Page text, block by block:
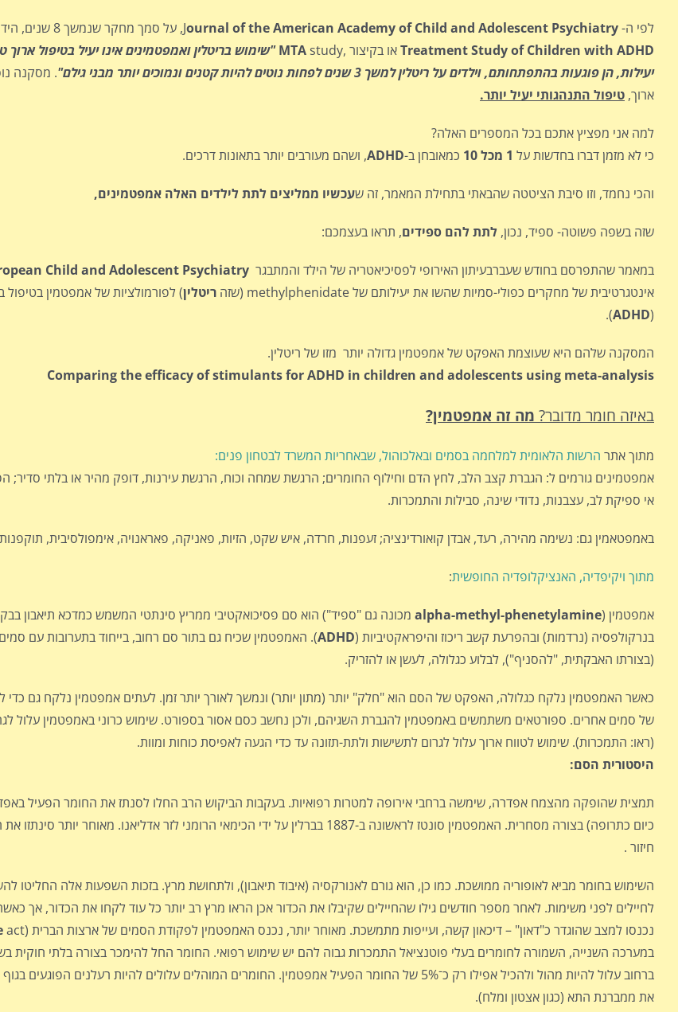
לפי ה- Journal of the American Academy of Child and Adolescent Psychiatry , על סמך מחקר שנמשך 8 שנים, הידוע כ-
Treatment Study of Children with ADHDאו בקיצור , MTAstudy
"שימוש בריטלין ואמפטמינים אינו יעיל בטיפול
יעילות, הן פוגעות בהתפתחותם, וילדים על ריטלין למשך 3 שנים לפחות נוטים להיות קטנים ונמוכים יותר מבני גילם"
. מסקנה
ארוך, טיפול התנהגותי יעיל יותר.
למה אני מפציץ אתכם בכל המספרים האלה?
כי לא מזמן דברו בחדשות על 1 מכל 10 כמאובחן ב-ADHD, ושהם מעורבים יותר בתאונות דרכים.
והכי נחמד, וזו סיבת הציטטה שהבאתי בתחילת המאמר, זה שעכשיו ממליצים לתת לילדים האלה אמפטמינים,
שזה בשפה פשוטה- ספיד, נכון, לתת להם ספידים, תראו בעצמכם:
במאמר שהתפרסם בחודש שעברבעיתון האירופי לפסיכיאטריה של הילד והמתבגר Child and Adolescent Psychiatry
אינטגרטיבית של מחקרים כפולי-סמיות שהשו את יעילותם של methylphenidate (שזה
ריטלין) לפורמולציות של אמפטמין
(
ADHD
).
המסקנה שלהם היא שעוצמת האפקט של אמפטמין גדולה יותר מזו של ריטלין.
Comparing the efficacy of stimulants for ADHD in children and adolescents using meta-analysis
באיזה חומר מדובר? מה זה אמפטמין?
מתוך אתר הרשות הלאומית למלחמה בסמים ובאלכוהול, שבאחריות המשרד לבטחון פנים:
אמפטמינים גורמים ל: הגברת קצב הלב, לחץ הדם וחילוף החומרים; הרגשת שמחה וכוח, הרגשת עירנות, דופק מהיר או בלתי סדיר;
אי ספיקת לב, עצבנות, נדודי שינה, סבילות והתמכרות.
באמפטאמין גם: נשימה מהירה, רעד, אבדן קואורדינציה; זעפנות, חרדה, איש שקט, הזיות, פאניקה, פאראנויה, אימפולסיבית,
מתוך ויקיפדיה, האנציקלופדיה החופשית:
אמפטמין (alpha-methyl-phenetylamine מכונה גם "ספיד") הוא סם פסיכואקטיבי ממריץ סינתטי המשמש כמדכא תיאבון
בנרקולפסיה (נרדמות) ובהפרעת קשב ריכוז והיפראקטיביות (ADHD). האמפטמין שכיח גם בתור סם רחוב, בייחוד בתערובות עם
(בצורתו האבקתית, "להסניף"), לבלוע כגלולה, לעשן או להזריק.
כאשר האמפטמין נלקח כגלולה, האפקט של הסם הוא "חלק" יותר (מתון יותר) ונמשך לאורך יותר זמן. לעתים אמפטמין נלקח גם כדי
של סמים אחרים. ספורטאים משתמשים באמפטמין להגברת השגיהם, ולכן נחשב כסם אסור בספורט. שימוש כרוני באמפטמין עלול
(ראו: התמכרות). שימוש לטווח ארוך עלול לגרום לתשישות ולתת-תזונה עד כדי הגעה לאפיסת כוחות ומוות.
היסטורית הסם:
תמצית שהופקה מהצמח אפדרה, שימשה ברחבי אירופה למטרות רפואיות. בעקבות הביקוש הרב החלו לסנתז את החומר הפעיל
כיום כתרופה) בצורה מסחרית. האמפטמין סונטז לראשונה ב-1887 בברלין על ידי הכימאי הרומני לזר אדליאנו.
חיזור .
השימוש בחומר מביא לאופוריה ממושכת. כמו כן, הוא גורם לאנורקסיה (איבוד תיאבון), ולתחושת מרץ. בזכות השפעות אלה החליטו
לחיילים לפני משימות. לאחר מספר חודשים גילו שהחיילים שקיבלו את הכדור אכן הראו מרץ רב יותר כל עוד לקחו את הכדור, אך
נכנסו למצב שהוגדר כ"דאון" – דיכאון קשה, ועייפות מתמשכת. מאוחר יותר, נכנס האמפטמין לפקודת הסמים של ארצות הברית (
במערכה השנייה, השמורה לחומרים בעלי פוטנציאל התמכרות גבוה להם יש שימוש רפואי. החומר החל להימכר בצורה בלתי
ברחוב עלול להיות מהול ולהכיל אפילו רק כ־5% של החומר הפעיל אמפטמין. החומרים המוהלים עלולים להיות רעלנים
את ממברנת התא (כגון אצטון ומלח).